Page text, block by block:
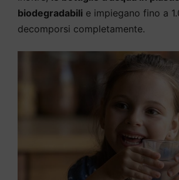
biodegradabili e impiegano fino a
decomporsi completamente.